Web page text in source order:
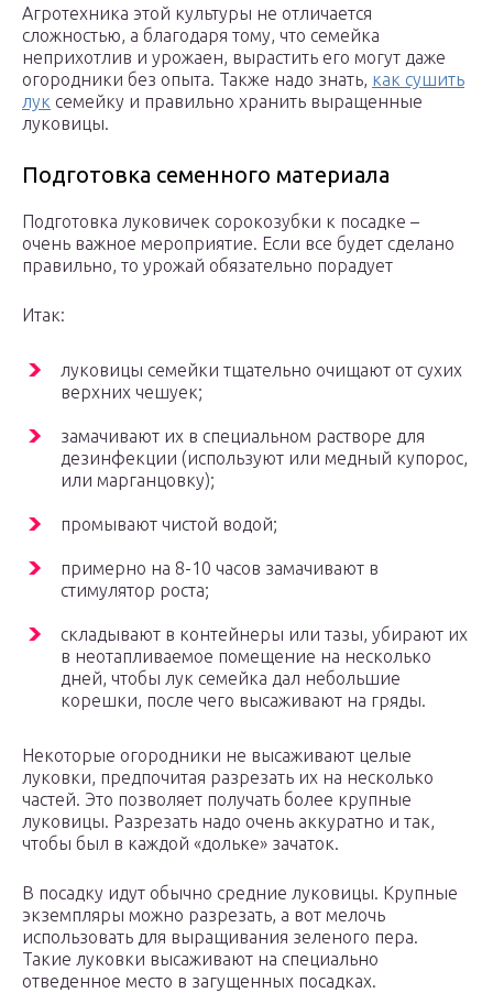
Агротехника этой культуры не отличается
сложностью, а благодаря тому, что семейка
неприхотлив и урожаен, вырастить его могут даже
огородники без опыта. Также надо знать, как сушить
лук семейку и правильно хранить выращенные
луковицы.
Подготовка семенного материала
Подготовка луковичек сорокозубки к посадке –
очень важное мероприятие. Если все будет сделано
правильно, то урожай обязательно порадует
Итак:
луковицы семейки тщательно очищают от сухих
верхних чешуек;
замачивают их в специальном растворе для
дезинфекции (используют или медный купорос,
или марганцовку);
промывают чистой водой;
примерно на 8-10 часов замачивают в
стимулятор роста;
складывают в контейнеры или тазы, убирают их
в неотапливаемое помещение на несколько
дней, чтобы лук семейка дал небольшие
корешки, после чего высаживают на гряды.
Некоторые огородники не высаживают целые
луковки, предпочитая разрезать их на несколько
частей. Это позволяет получать более крупные
луковицы. Разрезать надо очень аккуратно и так,
чтобы был в каждой «дольке» зачаток.
В посадку идут обычно средние луковицы. Крупные
экземпляры можно разрезать, а вот мелочь
использовать для выращивания зеленого пера.
Такие луковки высаживают на специально
отведенное место в загущенных посадках.